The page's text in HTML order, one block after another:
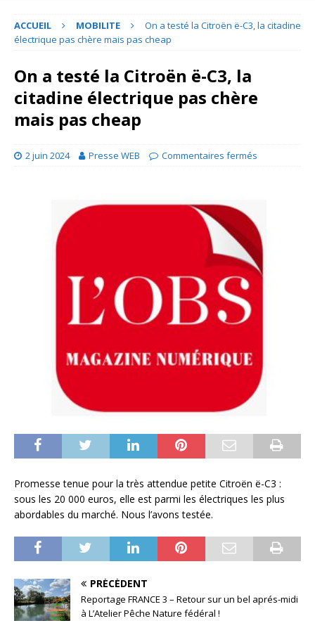
ACCUEIL MOBILITE
On a testé la Citroën ë-C3, la citadine
électrique pas chère mais pas cheap
On a testé la Citroën ë-C3, la
citadine électrique pas chère
mais pas cheap
2 juin 2024 Presse WEB Commentaires fermés
Promesse tenue pour la très attendue petite Citroën ë-C3 :
sous les 20 000 euros, elle est parmi les électriques les plus
abordables du marché. Nous l’avons testée.
PRÉCÉDENT
Reportage FRANCE 3 – Retour sur un bel aprés-midi
à L’Atelier Pêche Nature fédéral !